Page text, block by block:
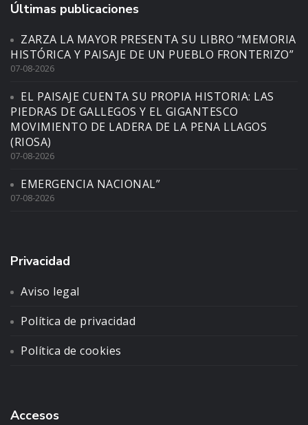
Últimas publicaciones
ZARZA LA MAYOR PRESENTA SU LIBRO “MEMORIA
HISTÓRICA Y PAISAJE DE UN PUEBLO FRONTERIZO”
07-08-2026
EL PAISAJE CUENTA SU PROPIA HISTORIA: LAS
PIEDRAS DE GALLEGOS Y EL GIGANTESCO
MOVIMIENTO DE LADERA DE LA PENA LLAGOS
(RIOSA)
07-08-2026
EMERGENCIA NACIONAL”
07-08-2026
Privacidad
Aviso legal
Política de privacidad
Política de cookies
Accesos